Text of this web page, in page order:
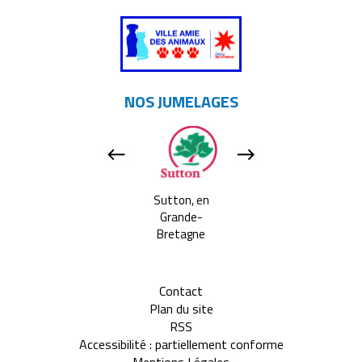
NOS JUMELAGES
Sutton, en
Grande-
Bretagne
Contact
Plan du site
RSS
Accessibilité : partiellement conforme